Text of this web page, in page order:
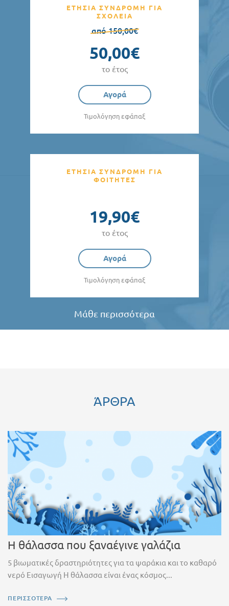
ΕΤΗΣΙΑ ΣΥΝΔΡΟΜΗ ΓΙΑ
ΣΧΟΛΕΙΑ
από 150,00€
50,00€
το έτος
Αγορά
Τιμολόγηση εφάπαξ
ΕΤΗΣΙΑ ΣΥΝΔΡΟΜΗ ΓΙΑ
ΦΟΙΤΗΤΕΣ
19,90€
το έτος
Αγορά
Τιμολόγηση εφάπαξ
Μάθε περισσότερα
ΆΡΘΡΑ
Η θάλασσα που ξαναέγινε γαλάζια
5 βιωματικές δραστηριότητες για τα ψαράκια και το καθαρό
νερό Εισαγωγή Η θάλασσα είναι ένας κόσμος...
ΠΕΡΙΣΣΟΤΕΡΑ